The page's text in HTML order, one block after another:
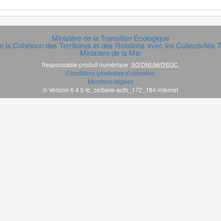
Ministère de la Transition Écologique
la Cohésion des Territoires et des Relations avec les Collectivités
Ministère de la Mer
Responsable produit numérique SG/DNUM/DSGC
Conditions générales d'utilisation
Mentions légales
© Version 6.4.5-tc_cerbere-auth_172_184-internet